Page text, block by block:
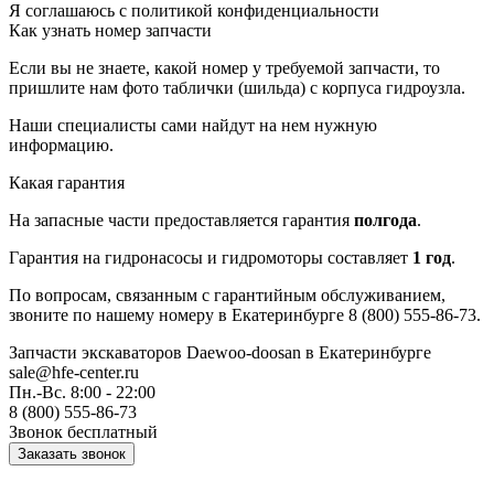
Я соглашаюсь с политикой конфиденциальности
Как узнать номер запчасти
Если вы не знаете, какой номер у требуемой запчасти, то
пришлите нам фото таблички (шильда) с корпуса гидроузла.
Наши специалисты сами найдут на нем нужную
информацию.
Какая гарантия
На запасные части предоставляется гарантия полгода.
Гарантия на гидронасосы и гидромоторы составляет 1 год.
По вопросам, связанным с гарантийным обслуживанием,
звоните по нашему номеру в Екатеринбурге 8 (800) 555-86-73.
Запчасти экскаваторов Daewoo-doosan в Екатеринбурге
sale@hfe-center.ru
Пн.-Вс. 8:00 - 22:00
8 (800) 555-86-73
Звонок бесплатный